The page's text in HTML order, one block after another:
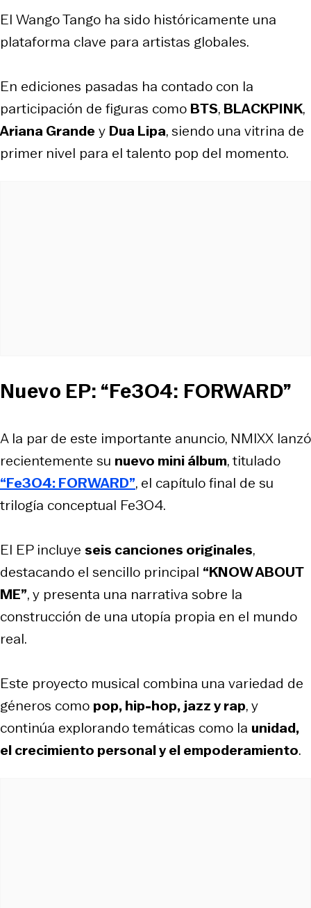
El Wango Tango ha sido históricamente una
plataforma clave para artistas globales.
En ediciones pasadas ha contado con la
participación de figuras como BTS, BLACKPINK,
Ariana Grandey Dua Lipa, siendo una vitrina de
primer nivel para el talento pop del momento.
Nuevo EP: “Fe3O4: FORWARD”
A la par de este importante anuncio, NMIXX lanzó
recientemente su nuevo mini álbum, titulado
“Fe3O4: FORWARD”, el capítulo final de su
trilogía conceptual Fe3O4.
El EP incluye seis canciones originales,
destacando el sencillo principal “KNOW ABOUT
ME”, y presenta una narrativa sobre la
construcción de una utopía propia en el mundo
real.
Este proyecto musical combina una variedad de
géneros como pop, hip-hop, jazz y rap, y
continúa explorando temáticas como la unidad,
el crecimiento personal y el empoderamiento.